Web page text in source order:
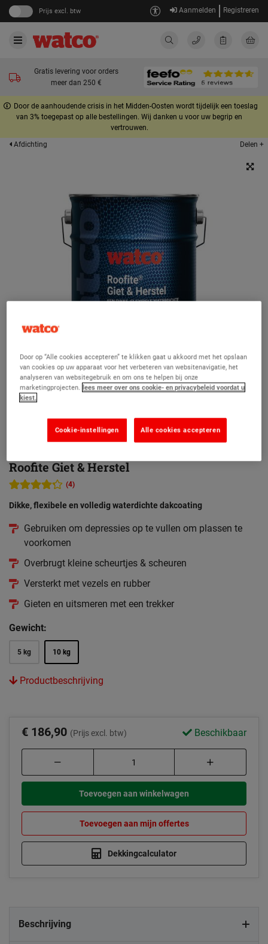
Prijs excl. btw Aanmelden Registreren
Gratis levering voor orders
meer dan 250 €
Door de aanhoudende crisis in het Midden-Oosten wordt tijdelijk een toeslag
van 3% toegepast op alle bestellingen. Wij danken u voor uw begrip en
vertrouwen.
Afdichting
Delen +
Roofite Giet & Herstel
(4)
Dikke, flexibele en volledig waterdichte dakcoating
Gebruiken om depressies op te vullen om plassen te
voorkomen
Overbrugt kleine scheurtjes & scheuren
Versterkt met vezels en rubber
Gieten en uitsmeren met een trekker
Gewicht:
5 kg 10 kg
Productbeschrijving
€ 186,90 (Prijs excl. btw) Beschikbaar
Toevoegen aan winkelwagen
Toevoegen aan mijn offertes
Dekkingcalculator
Beschrijving
Door op “Alle cookies accepteren” te klikken gaat u akkoord met het opslaan
van cookies op uw apparaat voor het verbeteren van websitenavigatie, het
analyseren van websitegebruik en om ons te helpen bij onze
marketingprojecten. lees meer over ons cookie- en privacybeleid voordat u
kiest.
Alle cookies accepteren
Cookie-instellingen